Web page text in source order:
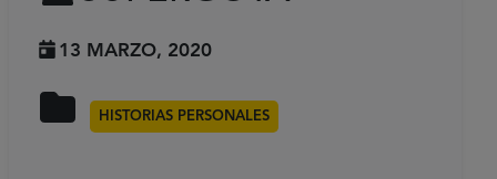
13 MARZO, 2020
HISTORIAS PERSONALES